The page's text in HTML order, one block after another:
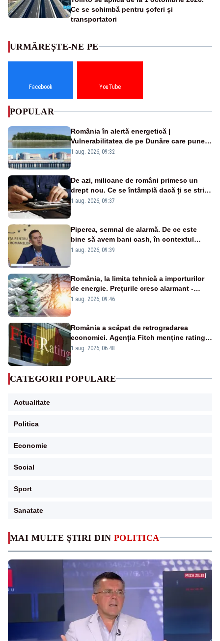
Ce se schimbă pentru șoferi și
transportatori
MAI MULTE ȘTIRI DIN POLITICA
URMĂREȘTE-NE PE
Facebook YouTube
POPULAR
România în alertă energetică |
Vulnerabilitatea de pe Dunăre care pune
în pericol Centrala Cernavodă era
1 aug. 2026, 09:32
De azi, milioane de români primesc un
drept nou. Ce se întâmplă dacă ți se strică
un produs
1 aug. 2026, 09:37
Piperea, semnal de alarmă. De ce este
bine să avem bani cash, în contextul
alertei energetice?
1 aug. 2026, 09:39
România, la limita tehnică a importurilor
de energie. Prețurile cresc alarmant -
Analiză Realitatea Plus
1 aug. 2026, 09:46
România a scăpat de retrogradarea
economiei. Agenția Fitch menține ratingul
„BBB-” cu perspectivă negativă
1 aug. 2026, 06:48
CATEGORII POPULARE
Actualitate
Politica
Economie
Social
Sport
Sanatate